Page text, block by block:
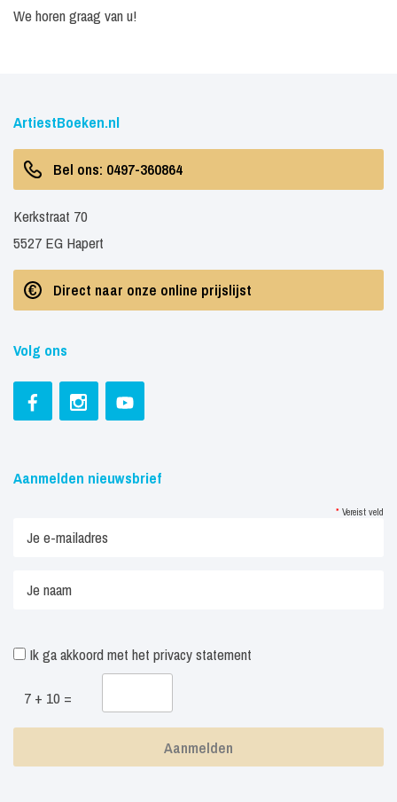
We horen graag van u!
ArtiestBoeken.nl
Bel ons: 0497-360864
Kerkstraat 70
5527 EG Hapert
Direct naar onze online prijslijst
Volg ons
Aanmelden nieuwsbrief
* Vereist veld
Ik ga akkoord met het privacy statement
7 + 10 =